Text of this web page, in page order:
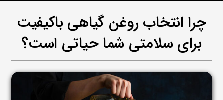
چرا انتخاب روغن گیاهی باکیفیت
برای سلامتی شما حیاتی است؟